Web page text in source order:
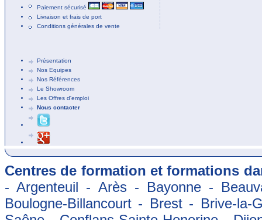
Paiement sécurisé
Livraison et frais de port
Conditions générales de vente
Présentation
Nos Equipes
Nos Références
Le Showroom
Les Offres d'emploi
Nous contacter
Centres de formation et formations
- Argenteuil - Arès - Bayonne -
Boulogne-Billancourt - Brest - Brive-